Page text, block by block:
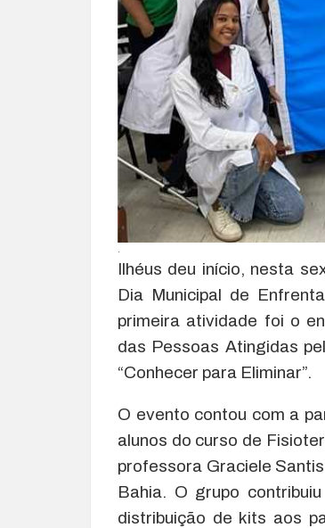
Ilhéus deu início, nesta
Dia Municipal de
primeira atividade foi o
das Pessoas Atingidas
“Conhecer para Eliminar”.
O evento contou com a
alunos do curso de
professora Graciele
Bahia. O grupo
distribuição de kits aos